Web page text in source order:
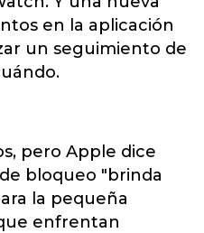
en la aplicación
un seguimiento de
pero Apple dice
bloqueo "brinda
la pequeña
enfrentan